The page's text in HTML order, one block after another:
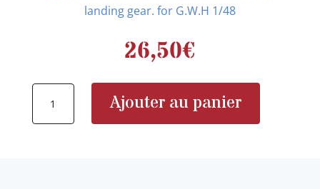
landing gear. for G.W.H 1/48
26,50€
quantité
Ajouter au panier